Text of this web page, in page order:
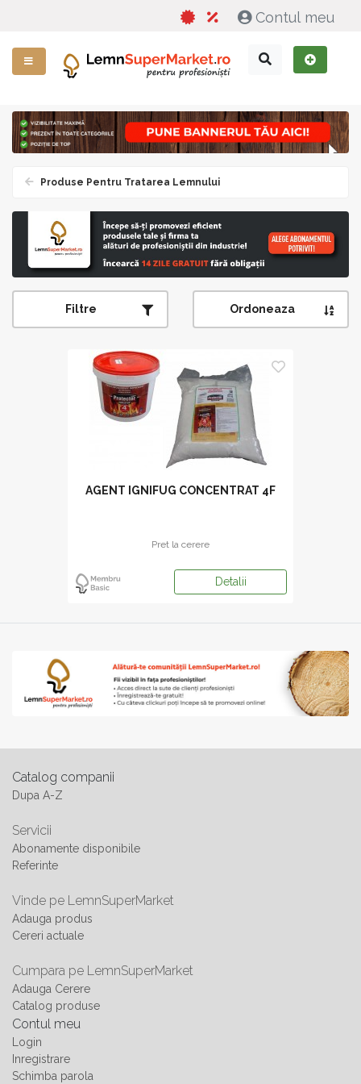
Contul meu
Produse Pentru Tratarea Lemnului
Filtre Ordoneaza
AGENT IGNIFUG CONCENTRAT 4F
Pret la cerere
Detalii
Catalog companii
Dupa A-Z
Servicii
Abonamente disponibile
Referinte
Vinde pe LemnSuperMarket
Adauga produs
Cereri actuale
Cumpara pe LemnSuperMarket
Adauga Cerere
Catalog produse
Contul meu
Login
Inregistrare
Schimba parola